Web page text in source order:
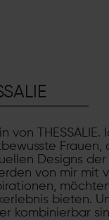
THESSALIE.
Frauen,
Designs der
von mir mit
bieten.
kombinierbar